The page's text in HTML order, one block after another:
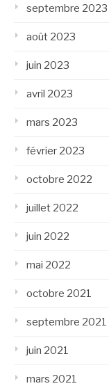
septembre 2023
août 2023
juin 2023
avril 2023
mars 2023
février 2023
octobre 2022
juillet 2022
juin 2022
mai 2022
octobre 2021
septembre 2021
juin 2021
mars 2021